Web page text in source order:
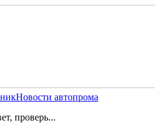
Новости автопрома
проверь...